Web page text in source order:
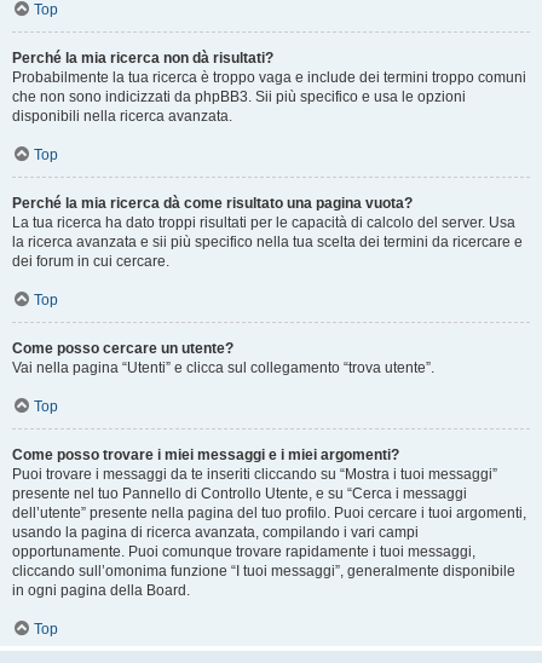
Top
Perché la mia ricerca non dà risultati?
Probabilmente la tua ricerca è troppo vaga e include dei termini troppo comuni
che non sono indicizzati da phpBB3. Sii più specifico e usa le opzioni
disponibili nella ricerca avanzata.
Top
Perché la mia ricerca dà come risultato una pagina vuota?
La tua ricerca ha dato troppi risultati per le capacità di calcolo del server. Usa
la ricerca avanzata e sii più specifico nella tua scelta dei termini da ricercare e
dei forum in cui cercare.
Top
Come posso cercare un utente?
Vai nella pagina “Utenti” e clicca sul collegamento “trova utente”.
Top
Come posso trovare i miei messaggi e i miei argomenti?
Puoi trovare i messaggi da te inseriti cliccando su “Mostra i tuoi messaggi”
presente nel tuo Pannello di Controllo Utente, e su “Cerca i messaggi
dell’utente” presente nella pagina del tuo profilo. Puoi cercare i tuoi argomenti,
usando la pagina di ricerca avanzata, compilando i vari campi
opportunamente. Puoi comunque trovare rapidamente i tuoi messaggi,
cliccando sull’omonima funzione “I tuoi messaggi”, generalmente disponibile
in ogni pagina della Board.
Top